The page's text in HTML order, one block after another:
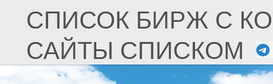
СПИСОК БИРЖ С
САЙТЫ СПИСКОМ